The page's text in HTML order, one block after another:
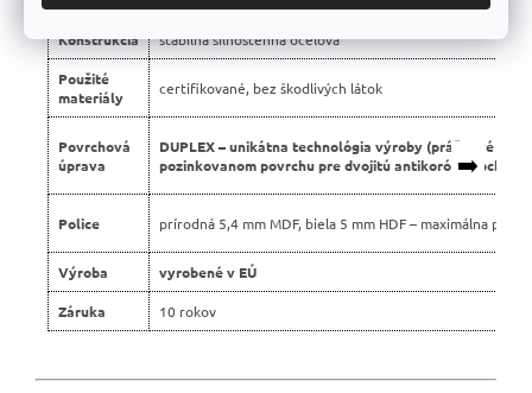
➡️
Konštrukcia stabilná silnostenná oceľová
Použité
materiály
certifikované, bez škodlivých látok
Povrchová
úprava
DUPLEX – unikátna technológia výroby (práškové
pozinkovanom povrchu pre dvojitú antikoróznu
Police prírodná 5,4 mm MDF, biela 5 mm HDF – maximálna
Výroba vyrobené v EÚ
Záruka 10 rokov